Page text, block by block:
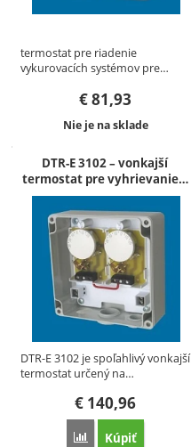
termostat pre riadenie
vykurovacích systémov pre…
€81,93
Dostupnosť:
Nie je na sklade
DTR-E 3102 – vonkajší
termostat pre vyhrievanie…
DTR-E 3102 je spoľahlivý vonkajší
termostat určený na…
€ 140,96
Porovnať
Kúpiť